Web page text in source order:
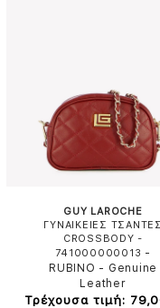
GUY LAROCHE
ΓΥΝΑΙΚΕΙΕΣ ΤΣΑΝΤΕΣ
CROSSBODY -
741000000013 -
RUBINO - Genuine
Leather
Τρέχουσα τιμή: